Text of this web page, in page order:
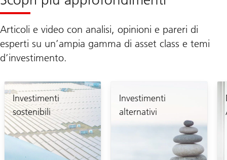
Articoli e video con analisi, opinioni e pareri di
esperti su un’ampia gamma di asset class e temi
d’investimento.
Investimenti
sostenibili
Investimenti
alternativi